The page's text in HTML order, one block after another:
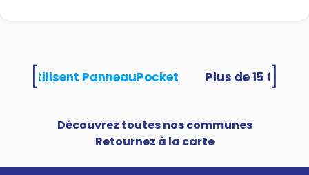
utilisent PanneauPocket
Découvrez toutes nos communes
Retournez à la carte